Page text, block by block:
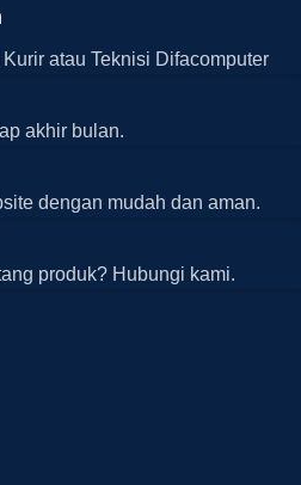
atau Teknisi Difacomputer
akhir bulan.
dengan mudah dan aman.
produk? Hubungi kami.